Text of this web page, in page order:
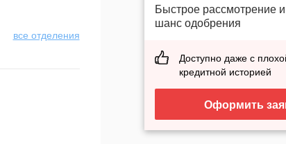
все отделения
Быстрое рассмотрение
шанс одобрения
Доступно даже с
кредитной историей
Оформить